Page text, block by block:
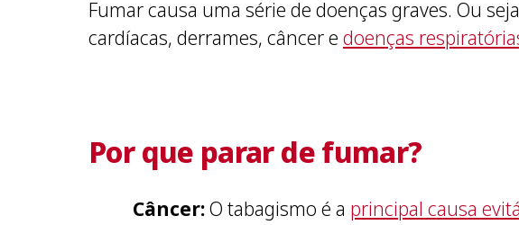
Fumar causa uma série de doenças graves. Ou
cardíacas, derrames, câncer edoenças
Por que parar de fumar?
Câncer:O tabagismo é a principal causa